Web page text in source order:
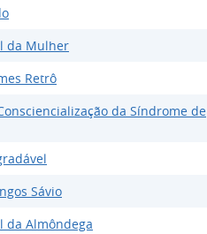
da Mulher
Retrô
da Síndrome de
Sávio
da Almôndega